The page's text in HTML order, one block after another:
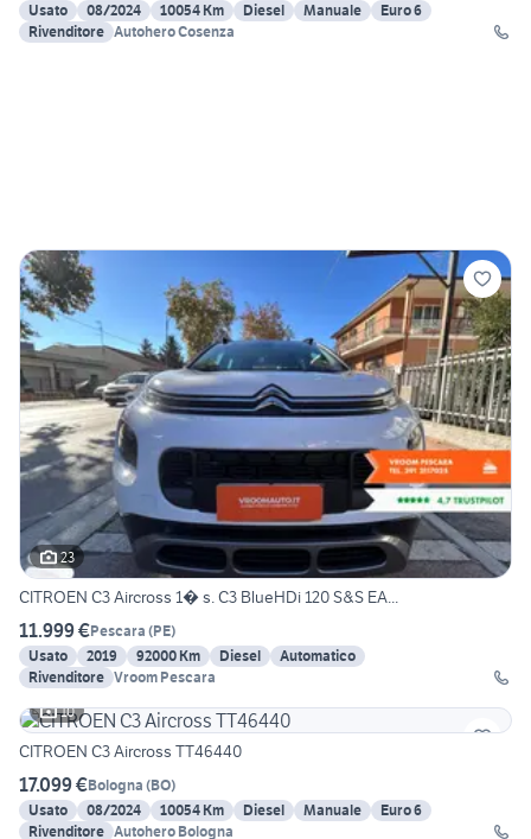
Usato
08/2024 10054 Km Diesel Manuale
Euro 6
Rivenditore Autohero Cosenza
23
CITROEN C3 Aircross 1� s. C3 BlueHDi 120 S&S EA...
11.999 €Pescara (PE)
Usato
2019 92000 Km Diesel
Automatico
Rivenditore Vroom Pescara
10
CITROEN C3 Aircross TT46440
17.099 €Bologna (BO)
Usato
08/2024 10054 Km Diesel Manuale
Euro 6
Rivenditore Autohero Bologna